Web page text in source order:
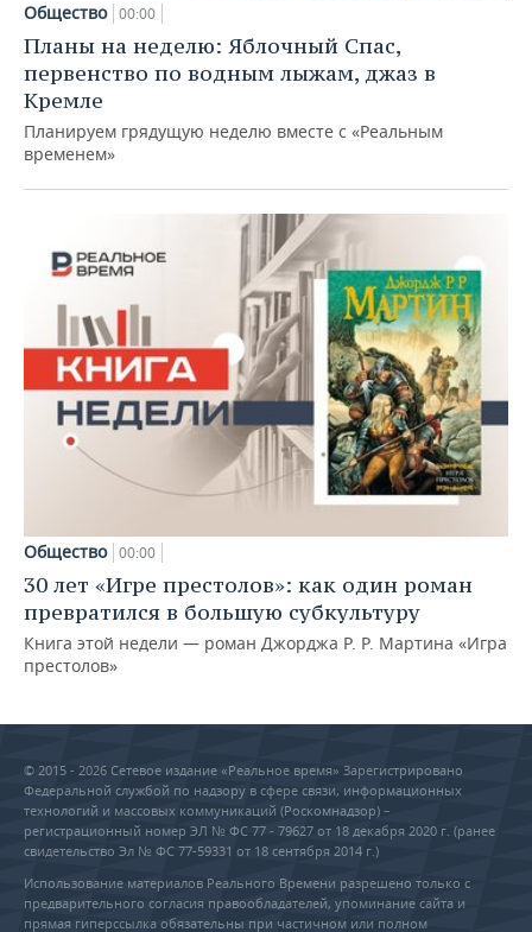
Общество 00:00
Планы на неделю: Яблочный Спас,
первенство по водным лыжам, джаз в
Кремле
Планируем грядущую неделю вместе с «Реальным
временем»
Общество 00:00
30 лет «Игре престолов»: как один роман
превратился в большую субкультуру
Книга этой недели — роман Джорджа Р. Р. Мартина «Игра
престолов»
© 2015 - 2026 Сетевое издание «Реальное время» Зарегистрировано
Федеральной службой по надзору в сфере связи, информационных
технологий и массовых коммуникаций (Роскомнадзор) –
регистрационный номер ЭЛ № ФС 77 - 79627 от 18 декабря 2020 г. (ранее
свидетельство Эл № ФС 77-59331 от 18 сентября 2014 г.)
Использование материалов Реального Времени разрешено только с
предварительного согласия правообладателей, упоминание сайта и
прямая гиперссылка обязательны при частичном или полном